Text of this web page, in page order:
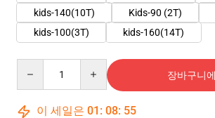
kids-140(10T)
Kids-90 (2T)
kids-100(3T)
kids-160(14T)
장바구니
이 세일은 01 : 08: 55